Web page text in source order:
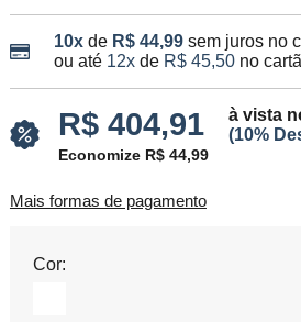
10xde R$ 44,99 sem juros no
ou até 12xde R$ 45,50no
R$ 404,91
à vista
(10%
Economize R$ 44,99
Mais formas de pagamento
Cor: